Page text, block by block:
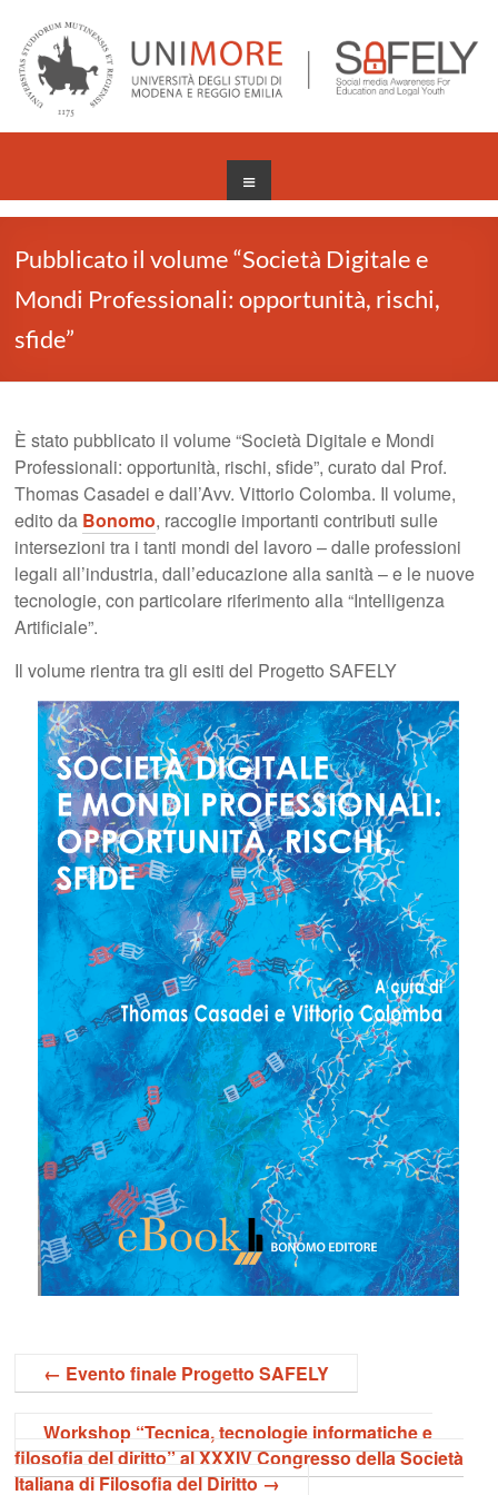
contenuto
Menu
Pubblicato il volume “Società Digitale e
Mondi Professionali: opportunità, rischi,
sfide”
È stato pubblicato il volume “Società Digitale e Mondi
Professionali: opportunità, rischi, sfide”, curato dal Prof.
Thomas Casadei e dall’Avv. Vittorio Colomba. Il volume,
edito da Bonomo, raccoglie importanti contributi sulle
intersezioni tra i tanti mondi del lavoro – dalle professioni
legali all’industria, dall’educazione alla sanità – e le nuove
tecnologie, con particolare riferimento alla “Intelligenza
Artificiale”.
Il volume rientra tra gli esiti del Progetto SAFELY
← Evento finale Progetto SAFELY
Workshop “Tecnica, tecnologie informatiche e
filosofia del diritto” al XXXIV Congresso della Società
Italiana di Filosofia del Diritto→